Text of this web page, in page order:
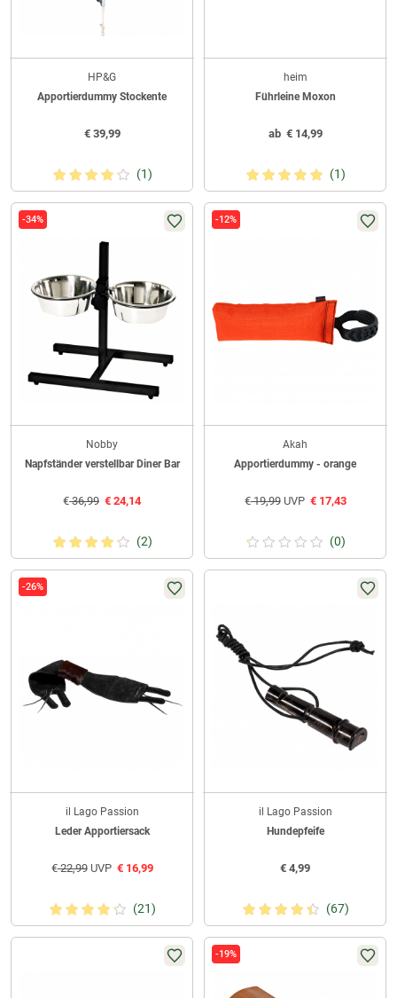
HP&G
Apportierdummy Stockente
€39,99
(1)
heim
Führleine Moxon
ab €14,99
(1)
-34%
Nobby
Napfständer verstellbar Diner Bar
€36,99 € 24,14
(2)
-12%
Akah
Apportierdummy - orange
€19,99UVP €17,43
(0)
-26%
il Lago Passion
Leder Apportiersack
€22,99UVP €16,99
(21)
il Lago Passion
Hundepfeife
€ 4,99
(67)
-19%